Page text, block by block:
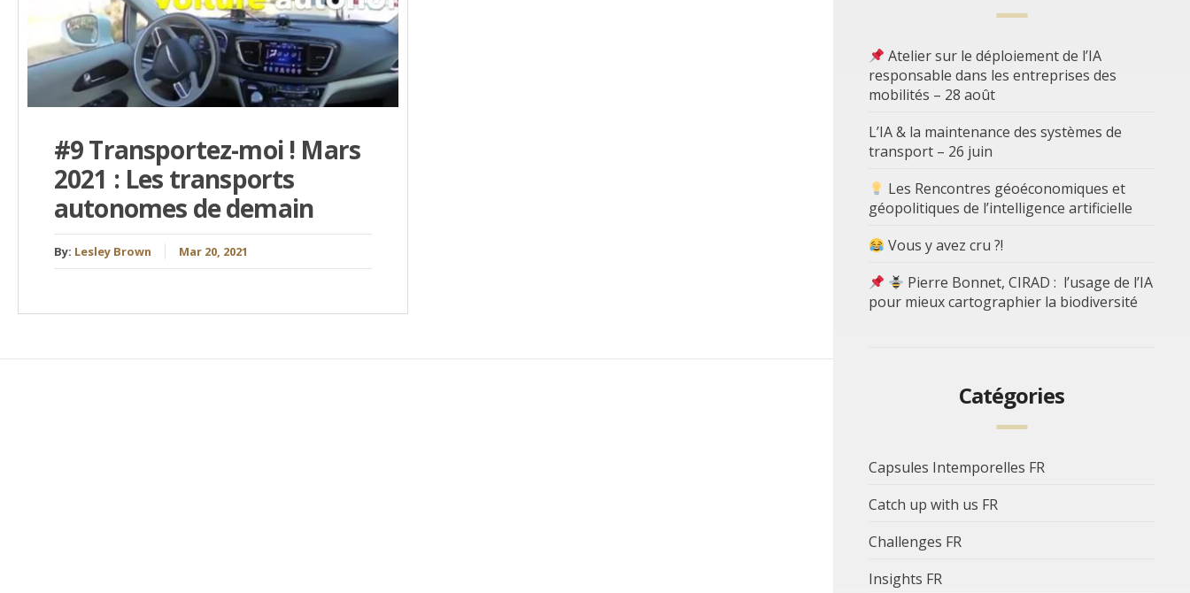
#9 Transportez-moi ! Mars
2021 : Les transports
autonomes de demain
By: Lesley Brown Mar 20, 2021
Atelier sur le déploiement de l’IA
responsable dans les entreprises des
mobilités – 28 août
L’IA & la maintenance des systèmes de
transport – 26 juin
Les Rencontres géoéconomiques et
géopolitiques de l’intelligence artificielle
Vous y avez cru ?!
Pierre Bonnet, CIRAD : l’usage de l’IA
pour mieux cartographier la biodiversité
Catégories
Capsules Intemporelles FR
Catch up with us FR
Challenges FR
Insights FR